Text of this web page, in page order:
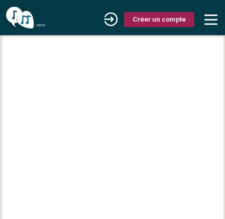
Créer un compte